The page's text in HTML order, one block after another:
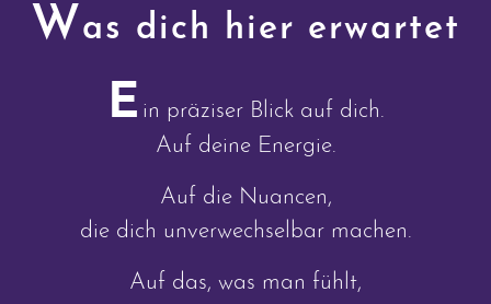
Was dich hier erwartet
E in präziser Blick auf dich.
Auf deine Energie.
Auf die Nuancen,
die dich unverwechselbar machen.
Auf das, was man fühlt,